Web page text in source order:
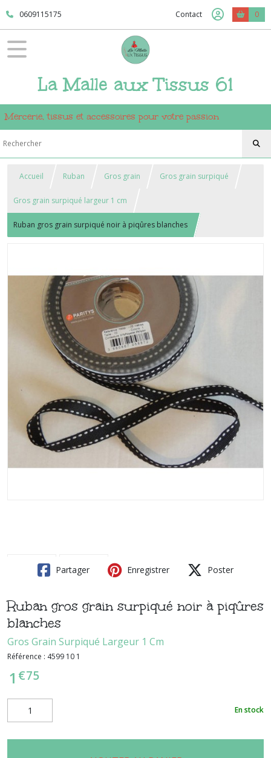
0609115175 Contact 0
La Malle aux Tissus 61
Mercerie, tissus et accessoires pour votre passion
Accueil Ruban Gros grain Gros grain surpiqué
Gros grain surpiqué largeur 1 cm
Ruban gros grain surpiqué noir à piqûres blanches
Partager Enregistrer Poster
Ruban gros grain surpiqué noir à piqûres
blanches
Gros Grain Surpiqué Largeur 1 Cm
Référence : 4599 10 1
1 €75
En stock